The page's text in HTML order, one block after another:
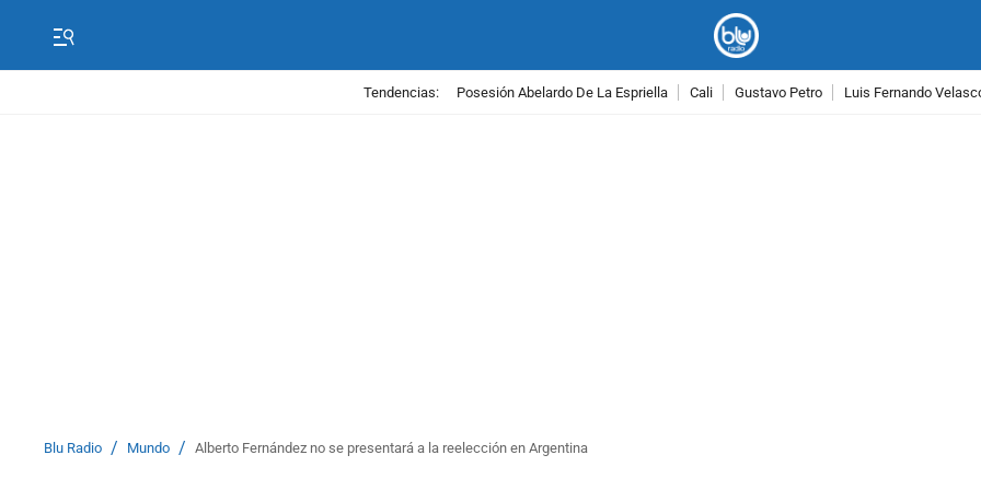
Tendencias: Posesión Abelardo De La Espriella Cali Gustavo Petro Luis Fernando
Blu Radio / Mundo / Alberto Fernández no se presentará a la reelección en Argentina